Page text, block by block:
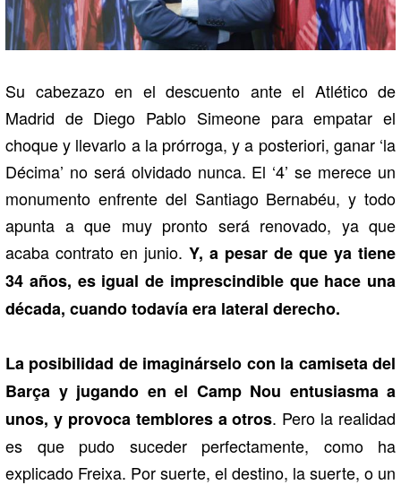
Su cabezazo en el descuento ante el Atlético de
Madrid de Diego Pablo Simeone para empatar el
choque y llevarlo a la prórroga, y a posteriori, ganar ‘la
Décima’ no será olvidado nunca. El ‘4’ se merece un
monumento enfrente del Santiago Bernabéu, y todo
apunta a que muy pronto será renovado, ya que
acaba contrato en junio. Y, a pesar de que ya tiene
34 años, es igual de imprescindible que hace una
década, cuando todavía era lateral derecho.
La posibilidad de imaginárselo con la camiseta del
Barça y jugando en el Camp Nou entusiasma a
unos, y provoca temblores a otros. Pero la realidad
es que pudo suceder perfectamente, como ha
explicado Freixa. Por suerte, el destino, la suerte, o un